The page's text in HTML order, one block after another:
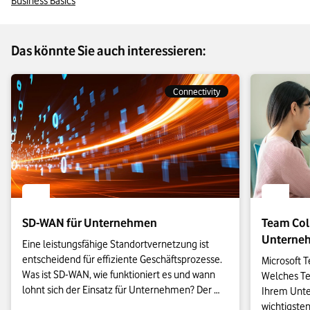
Fi-Bezeichnung (etwa Wi-Fi 7) anzeigt. Unter Windows 11
Punkt „Protokoll“.
Das könnte Sie auch interessieren:
Connectivity
SD-WAN für Unternehmen
Eine leistungsfähige Standortvernetzung ist
entscheidend für effiziente Geschäftsprozesse.
Was ist SD-WAN, wie funktioniert es und wann
lohnt sich der Einsatz für Unternehmen? Der
Team
Microsoft
Welches
Ihrem